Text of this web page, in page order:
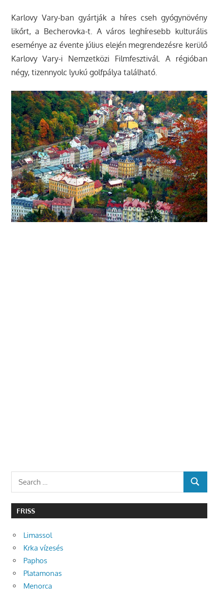
Karlovy Vary-ban gyártják a híres cseh gyógynövény
likőrt, a Becherovka-t. A város leghíresebb kulturális
eseménye az évente július elején megrendezésre kerülő
Karlovy Vary-i Nemzetközi Filmfesztivál. A régióban
négy, tizennyolc lyukú golfpálya található.
SEARCH
FRISS
Limassol
Krka vízesés
Paphos
Platamonas
Menorca